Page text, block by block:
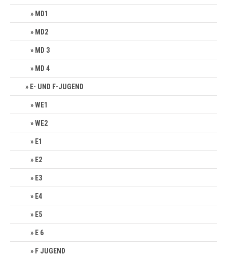
MD1
MD2
MD 3
MD 4
E- UND F-JUGEND
WE1
WE2
E1
E2
E3
E4
E5
E 6
F JUGEND